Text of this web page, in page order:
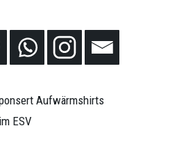
Aufwärmshirts
ESV